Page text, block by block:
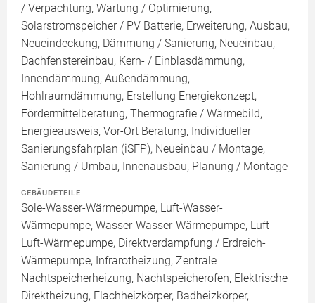
/ Verpachtung, Wartung / Optimierung,
Solarstromspeicher / PV Batterie, Erweiterung, Ausbau,
Neueindeckung, Dämmung / Sanierung, Neueinbau,
Dachfenstereinbau, Kern- / Einblasdämmung,
Innendämmung, Außendämmung,
Hohlraumdämmung, Erstellung Energiekonzept,
Fördermittelberatung, Thermografie / Wärmebild,
Energieausweis, Vor-Ort Beratung, Individueller
Sanierungsfahrplan (iSFP), Neueinbau / Montage,
Sanierung / Umbau, Innenausbau, Planung / Montage
GEBÄUDETEILE
Sole-Wasser-Wärmepumpe, Luft-Wasser-
Wärmepumpe, Wasser-Wasser-Wärmepumpe, Luft-
Luft-Wärmepumpe, Direktverdampfung / Erdreich-
Wärmepumpe, Infrarotheizung, Zentrale
Nachtspeicherheizung, Nachtspeicherofen, Elektrische
Direktheizung, Flachheizkörper, Badheizkörper,